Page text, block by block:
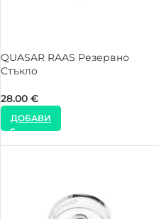
QUASAR RAAS Резервно
Стъкло
28.00 €
ДОБАВИ